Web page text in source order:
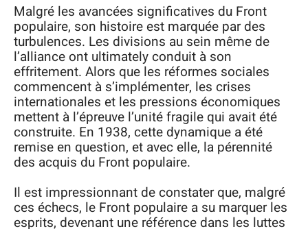
Malgré les avancées significatives du Front
populaire, son histoire est marquée par des
turbulences. Les divisions au sein même de
l’alliance ont ultimately conduit à son
effritement. Alors que les réformes sociales
commencent à s’implémenter, les crises
internationales et les pressions économiques
mettent à l’épreuve l’unité fragile qui avait été
construite. En 1938, cette dynamique a été
remise en question, et avec elle, la pérennité
des acquis du Front populaire.
Il est impressionnant de constater que, malgré
ces échecs, le Front populaire a su marquer les
esprits, devenant une référence dans les luttes